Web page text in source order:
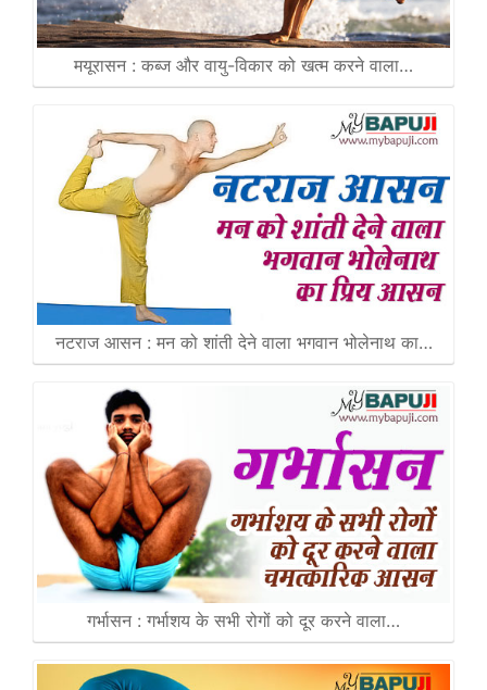
मयूरासन : कब्ज और वायु-विकार को खत्म करने वाला…
नटराज आसन : मन को शांती देने वाला भगवान भोलेनाथ का…
गर्भासन : गर्भाशय के सभी रोगों को दूर करने वाला…